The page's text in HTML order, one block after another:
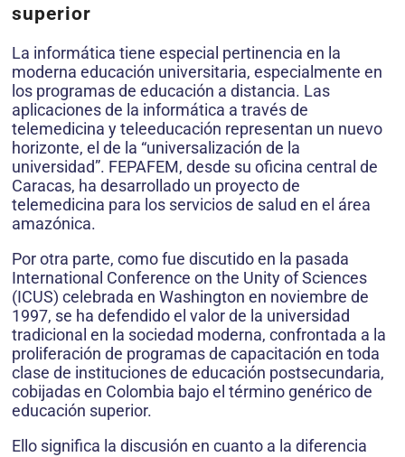
superior
La informática tiene especial pertinencia en la
moderna educación universitaria, especialmente en
los programas de educación a distancia. Las
aplicaciones de la informática a través de
telemedicina y teleeducación representan un nuevo
horizonte, el de la “universalización de la
universidad”. FEPAFEM, desde su oficina central de
Caracas, ha desarrollado un proyecto de
telemedicina para los servicios de salud en el área
amazónica.
Por otra parte, como fue discutido en la pasada
International Conference on the Unity of Sciences
(ICUS) celebrada en Washington en noviembre de
1997, se ha defendido el valor de la universidad
tradicional en la sociedad moderna, confrontada a la
proliferación de programas de capacitación en toda
clase de instituciones de educación postsecundaria,
cobijadas en Colombia bajo el término genérico de
educación superior.
Ello significa la discusión en cuanto a la diferencia